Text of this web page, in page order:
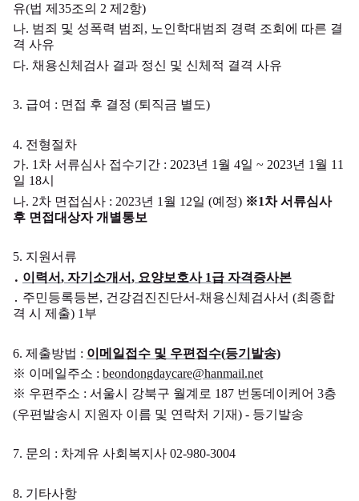
유(법 제 35조의 2 제 2항)
나. 범죄 및 성폭력 범죄 , 노인학대범죄 경력 조회에 따른 결
격 사유
다. 채용신체검사 결과 정신 및 신체적 결격 사유
3. 급여 : 면접 후 결정 (퇴직금 별도)
4. 전형절차
가. 1 차 서류심사 접수기간 : 2023년 1 월 4일 ~ 2023년 1 월 11
일 18시
나. 2차 면접심사 : 2023년 1 월 12일 (예정) ※1차 서류심사
후 면접대상자 개별통보
5. 지원서류
․ 이력서, 자기소개서, 요양보호사 1급 자격증사본
․ 주민등록등본, 건강검진진단서-채용신체검사서 (최종합
격 시 제출) 1 부
6. 제출방법 : 이메일접수 및 우편접수(등기발송)
※ 이메일주소 : beondongdaycare@hanmail.net
※ 우편주소 : 서울시 강북구 월계로 187 번동데이케어 3층
(우편발송시 지원자 이름 및 연락처 기재) - 등기발송
7. 문의 : 차계유 사회복지사 02-980-3004
8. 기타사항